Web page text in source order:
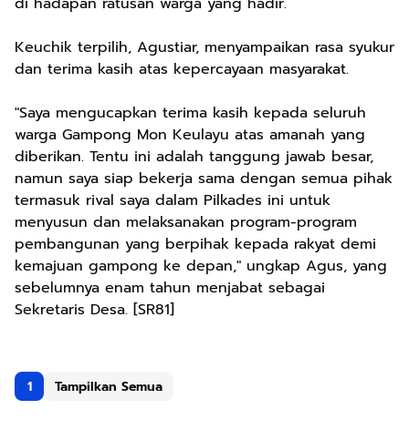
Keuchik terpilih, Agustiar, menyampaikan rasa syukur
dan terima kasih atas kepercayaan masyarakat.
"Saya mengucapkan terima kasih kepada seluruh
warga Gampong Mon Keulayu atas amanah yang
diberikan. Tentu ini adalah tanggung jawab besar,
namun saya siap bekerja sama dengan semua pihak
termasuk rival saya dalam Pilkades ini untuk
menyusun dan melaksanakan program-program
pembangunan yang berpihak kepada rakyat demi
kemajuan gampong ke depan," ungkap Agus, yang
sebelumnya enam tahun menjabat sebagai
Sekretaris Desa. [SR81]
1 Tampilkan Semua